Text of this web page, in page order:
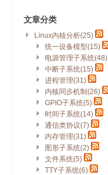
文章分类
Linux内核分析(25)
统一设备模型(15)
电源管理子系统(48)
中断子系统(15)
进程管理(31)
内核同步机制(26)
GPIO子系统(5)
时间子系统(14)
通信类协议(7)
内存管理(31)
图形子系统(2)
文件系统(5)
TTY子系统(6)